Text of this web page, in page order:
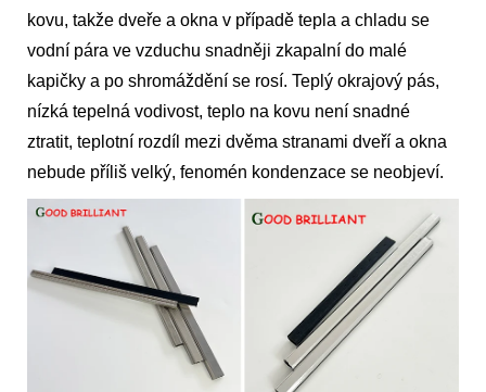
kovu, takže dveře a okna v případě tepla a chladu se
vodní pára ve vzduchu snadněji zkapalní do malé
kapičky a po shromáždění se rosí. Teplý okrajový pás,
nízká tepelná vodivost, teplo na kovu není snadné
ztratit, teplotní rozdíl mezi dvěma stranami dveří a okna
nebude příliš velký, fenomén kondenzace se neobjeví.